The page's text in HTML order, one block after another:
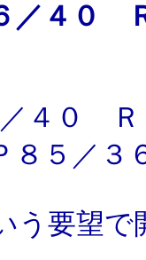
６／４
４０
５／３
要望で